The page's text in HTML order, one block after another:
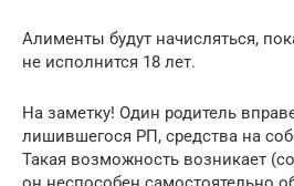
Алименты будут начисляться,
не исполнится 18 лет.
На заметку! Один родитель
лишившегося РП, средства на
Такая возможность возникает